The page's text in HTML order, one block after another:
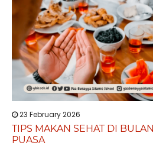
23 February 2026
TIPS MAKAN SEHAT DI BULAN
PUASA